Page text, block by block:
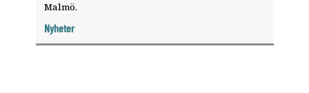
Malmö.
Nyheter